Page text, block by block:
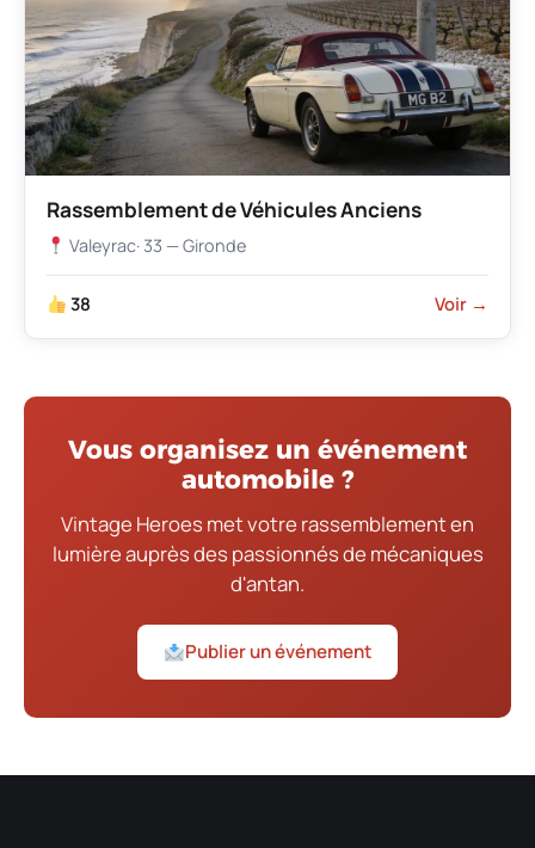
Rassemblement de Véhicules Anciens
Valeyrac· 33 — Gironde
38 Voir →
Vous organisez un événement
automobile ?
Vintage Heroes met votre rassemblement en
lumière auprès des passionnés de mécaniques
d'antan.
Publier un événement